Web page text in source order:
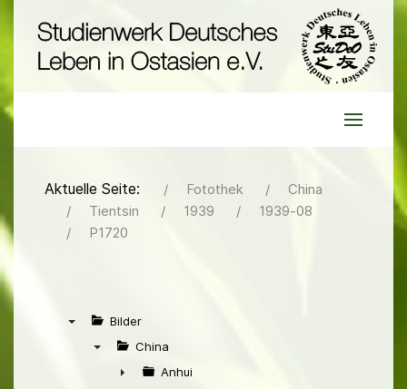
Aktuelle Seite: Fotothek
China
Tientsin
1939
1939-08
P1720
Bilder
China
Anhui